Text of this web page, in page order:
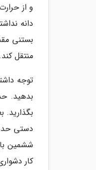
و از
دانه
بستنی
منتقل کند.
توجه
بگذارید.
ششمین
کار